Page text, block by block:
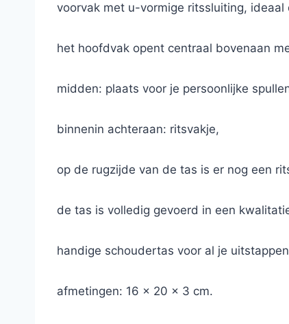
voorvak met u-vormige ritssluiting,
het hoofdvak opent centraal bovenaan
midden: plaats voor je persoonlijke
binnenin achteraan: ritsvakje,
op de rugzijde van de tas is er nog een
de tas is volledig gevoerd in een
handige schoudertas voor al je
afmetingen: 16 x 20 x 3 cm.